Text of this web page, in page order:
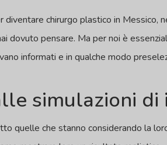
chirurgo plastico in Messico,
dovuto pensare. Ma per noi è
informati e in qualche modo
simulazioni
quelle che stanno considerando la